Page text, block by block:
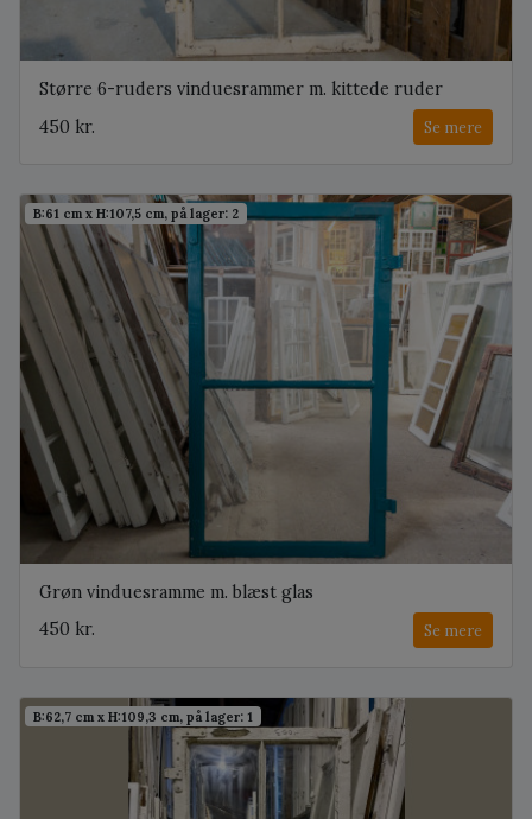
Større 6-ruders vinduesrammer m. kittede ruder
450 kr.
Se mere
B:61 cm x H:107,5 cm, på lager: 2
Grøn vinduesramme m. blæst glas
450 kr.
Se mere
B:62,7 cm x H:109,3 cm, på lager: 1